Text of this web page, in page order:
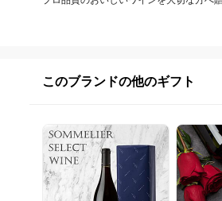
このブランドの他のギフト